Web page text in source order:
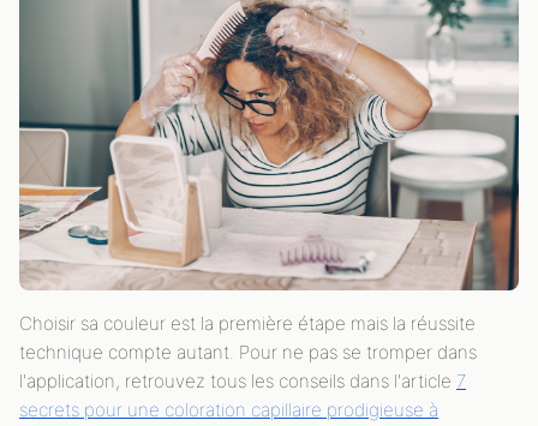
Choisir sa couleur est la première étape mais la réussite
technique compte autant. Pour ne pas se tromper dans
l'application, retrouvez tous les conseils dans l'article 7
secrets pour une coloration capillaire prodigieuse à